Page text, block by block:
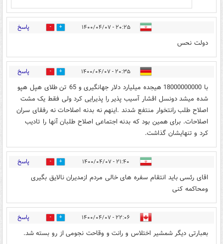
۲۰:۲۵ - ۱۴۰۰/۰۴/۰۷ 14 پاسخ
دولت نحس
۲۰:۳۵ - ۱۴۰۰/۰۴/۰۷ 15 پاسخ
با 18000000000 هیجده میلیارد دلار جهانگیری و 65 تن طلای هپل هپو
شده میشد دونسل اقشار آسیب پذیر را پذیرایی کرد ولی فقط یک مشت
اصلاح طلب رانتخوار منتفع شدند .اینهم نه بدنه اصلاحات نه رفقای سران
اصلاحات. برای همین بود که بدنه اجتماعی اصلاح طلبان آنها را تادیب
کرد و تنهایشان گذاشت.
۲۱:۴۰ - ۱۴۰۰/۰۴/۰۷ 15 پاسخ
اقای رئسی باید انتقام سفره های خالی مردم ازمدیران نالایق بگیری
ومحاکمه کنی
۲۲:۰۶ - ۱۴۰۰/۰۴/۰۷ 11 پاسخ
بعبارتی دیگر شمشیر اختلاس و رانت و وقاحت نجومی از رو بسته شد.